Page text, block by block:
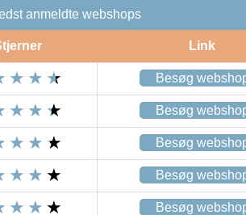
anmeldte webshops
Link
Besøg
Besøg
Besøg
Besøg
Besøg